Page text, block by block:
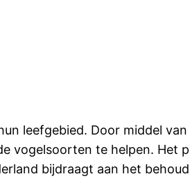
leefgebied. Door middel
vogelsoorten te helpen. Het
bijdraagt aan het